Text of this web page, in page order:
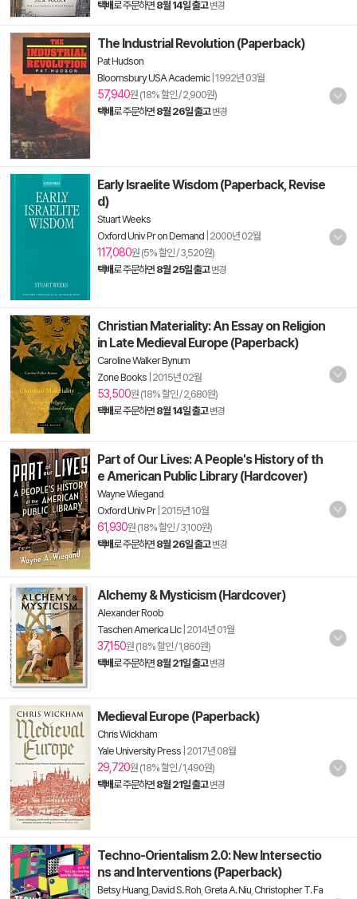
택배로 주문하면 8월 14일 출고 변경
The Industrial Revolution (Paperback)
Pat Hudson
Bloomsbury USA Academic| 1992년 03월
57,940원 (18% 할인 / 2,900원)
택배로 주문하면 8월 26일 출고 변경
Early Israelite Wisdom (Paperback, Revise
d)
Stuart Weeks
Oxford Univ Pr on Demand 2000년 02월
117,080원 (5% 할인 / 3,520원)
택배로 주문하면 8월 25일 출고 변경
Christian Materiality: An Essay on Religion
in Late Medieval Europe (Paperback)
Caroline Walker Bynum
Zone Books 2015년 02월
53,500원 (18% 할인 / 2,680원)
택배로 주문하면 8월 14일 출고 변경
Part of Our Lives: A People's History of th
e American Public Library (Hardcover)
Wayne Wiegand
Oxford Univ Pr| 2015년 10월
61,930원 (18% 할인 / 3,100원)
택배로 주문하면 8월 26일 출고 변경
Alchemy & Mysticism (Hardcover)
Alexander Roob
Taschen America Llc| 2014년 01월
37,150원 (18% 할인 / 1,860원)
택배로 주문하면 8월 21일 출고 변경
Medieval Europe (Paperback)
Chris Wickham
Yale University Press 2017년 08월
29,720원 (18% 할인 / 1,490원)
택배로 주문하면 8월 21일 출고 변경
Techno-Orientalism 2.0: New Intersectio
ns and Interventions (Paperback)
Betsy Huang David S. Roh Greta A. Niu Christopher T. Fa